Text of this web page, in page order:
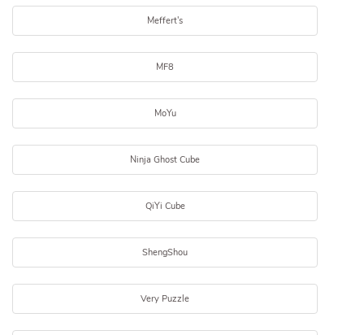
Meffert's
MF8
MoYu
Ninja Ghost Cube
QiYi Cube
ShengShou
Very Puzzle